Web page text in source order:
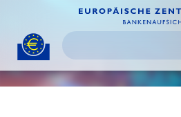
Skip to
content